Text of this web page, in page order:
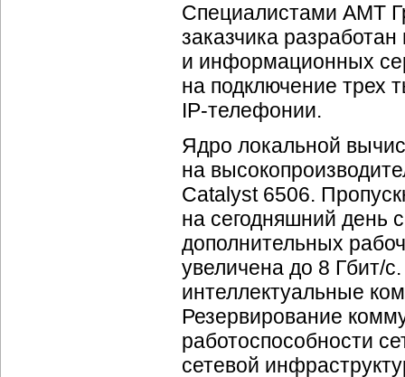
Специалистами АМТ
заказчика
и информационных
на подключение трех
IP-телефонии.
Ядро локальной
на
Catalyst 6506.
на сегодняшний день
дополнительных
увеличена до 8 Гбит/
интеллектуальные
Резервирование
работоспособности
сетевой